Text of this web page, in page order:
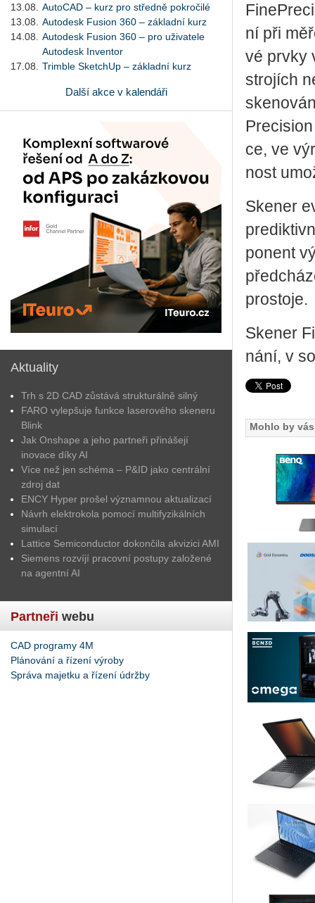
13.08.
AutoCAD – kurz pro středně pokročilé
13.08.
Autodesk Fusion 360 – základní kurz
14.08.
Autodesk Fusion 360 – pro uživatele
Autodesk Inventor
17.08.
Trimble SketchUp – základní kurz
Další akce v kalendáři
Aktuality
Trh s 2D CAD zůstává strukturálně silný
FARO vylepšuje funkce laserového skeneru
Blink
Jak Onshape a jeho partneři přinášejí
inovace díky AI
Více než jen schéma – P&ID jako centrální
zdroj dat
ENCY Hyper prošel významnou aktualizací
Návrh elektrokola pomocí multifyzikálních
simulací
Lattice Semiconductor dokončila akvizici AMI
Siemens rozvíjí pracovní postupy založené
na agentní AI
Partneři webu
CAD programy 4M
Plánování a řízení výroby
Správa majetku a řízení údržby
ní při
vé prvky
stro­jích
ce, ve
nost
Ske­ner
po­nent
pro­sto­je.
Ske­ner
ná­ní, v
Mohlo by